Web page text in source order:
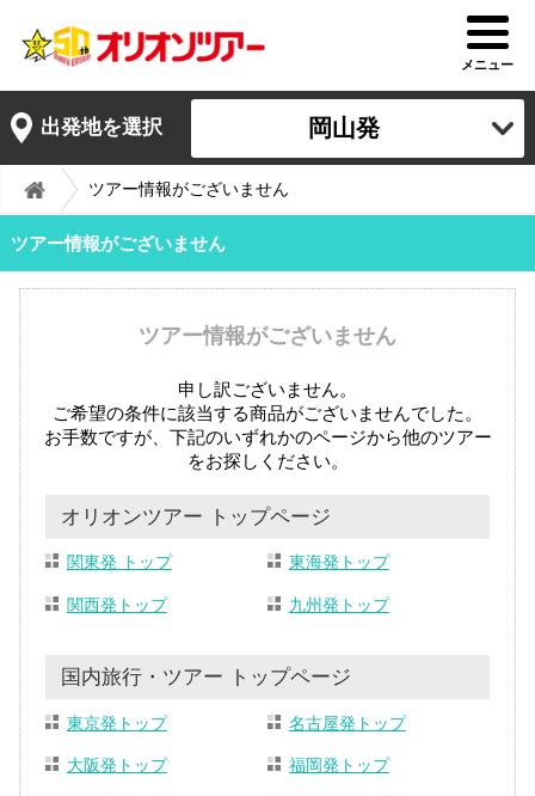
メニュー
出発地を選択 岡山発
ツアー情報がございません
ツアー情報がございません
ツアー情報がございません
申し訳ございません。
ご希望の条件に該当する商品がございませんでした。
お手数ですが、下記のいずれかのページから他のツアー
をお探しください。
オリオンツアー トップページ
関東発 トップ 東海発トップ
関西発トップ 九州発トップ
国内旅行・ツアー トップページ
東京発トップ 名古屋発トップ
大阪発トップ 福岡発トップ